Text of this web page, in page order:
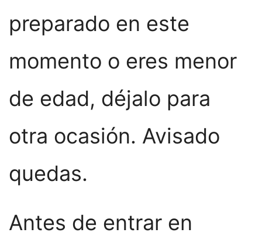
preparado en este
momento o eres menor
de edad, déjalo para
otra ocasión. Avisado
quedas.
Antes de entrar en